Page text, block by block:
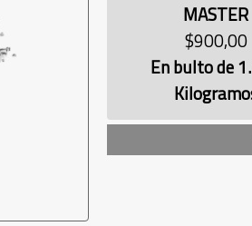
MASTER
$900,00
En bulto de